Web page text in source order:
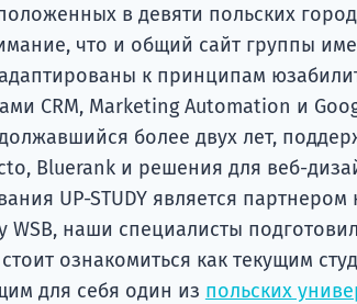
в девяти польских
что и общий сайт группы
к принципам
CRM, Marketing Automation и
более двух лет,
Bluerank и решения для веб-
UP-STUDY является
WSB, наши специалисты
ознакомиться как текущим
для себя один из польских